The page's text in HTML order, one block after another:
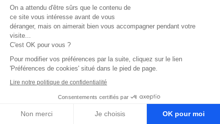
On a attendu d'être sûrs que le contenu de
ce site vous intéresse avant de vous
déranger, mais on aimerait bien vous accompagner pendant votre
visite...
C'est OK pour vous ?
Pour modifier vos préférences par la suite, cliquez sur le lien
'Préférences de cookies' situé dans le pied de page.
Lire notre politique de confidentialité
Consentements certifiés par
Non merci Je choisis OK pour moi